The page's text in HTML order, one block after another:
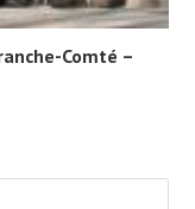
Comté –